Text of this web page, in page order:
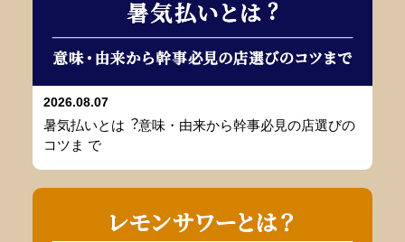
2026.08.07
暑気払いとは︖意味・由来から幹事必⾒の店選びの
コツま で